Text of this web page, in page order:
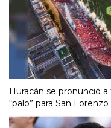
Huracán se pronunció
“palo” para San Lorenzo